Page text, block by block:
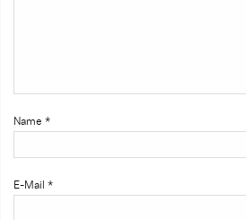
Name *
E-Mail *